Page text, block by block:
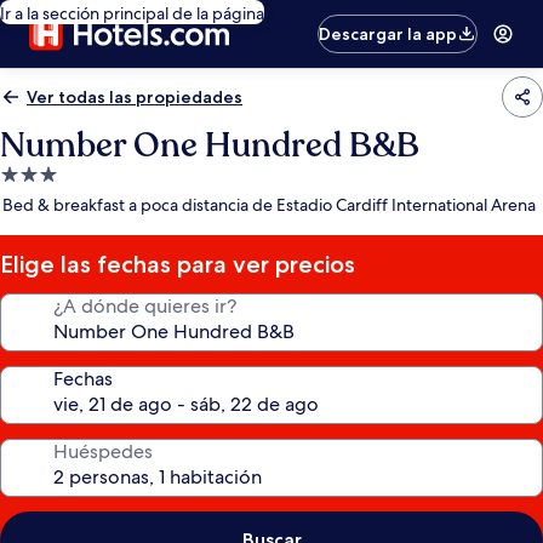
Ir a la sección principal de la página
Descargar la app
Ver todas las propiedades
Number One Hundred B&B
Propiedad
de
estrellas
Bed & breakfast a poca distancia de Estadio Cardiff International Arena
Elige las fechas para ver precios
¿A dónde quieres ir?
Fechas
Huéspedes